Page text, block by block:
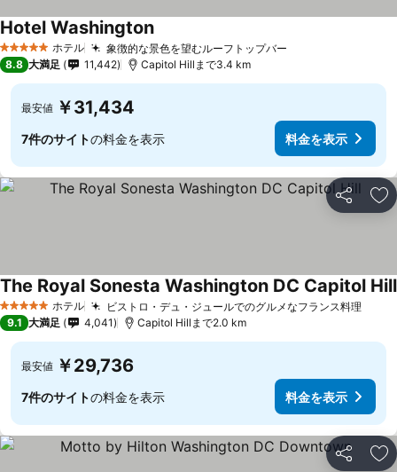
5 ホテルのランク
ホテル 象徴的な景色を望むルーフトップバー
Hotel Washington
8.8 大満足 11,442 Capitol Hillまで3.4 km
最安値 ￥31,434
7件のサイトの料金を表示 料金を表示
シェア お
5 ホテルのランク
ホテル ビストロ・デュ・ジュールでのグルメなフランス料理
The Royal Sonesta Washington DC Capitol Hill
9.1 大満足 4,041 Capitol Hillまで2.0 km
最安値 ￥29,736
7件のサイトの料金を表示 料金を表示
シェア お